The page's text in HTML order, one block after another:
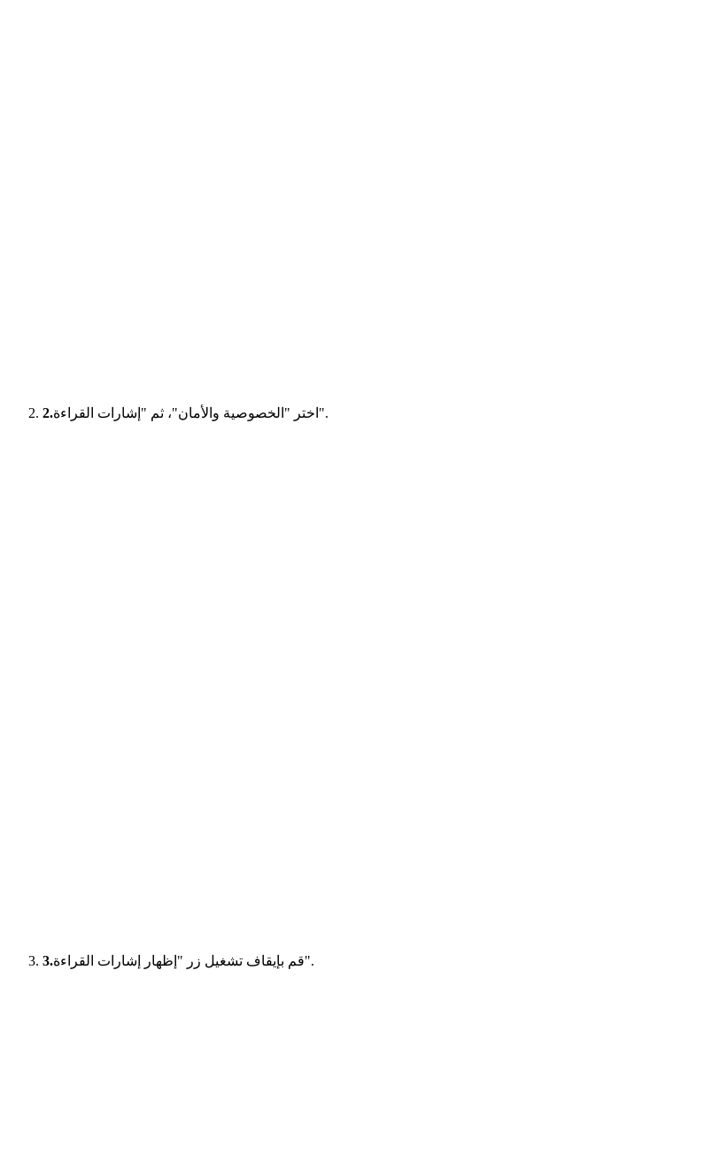
2. اختر "الخصوصية والأمان"، ثم "إشارات القراءة".
3. قم بإيقاف تشغيل زر "إظهار إشارات القراءة".